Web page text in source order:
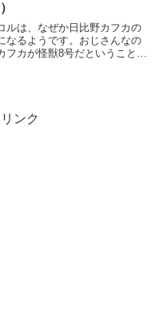
ルは、なぜか日比野カフカの
なるようです。おじさんなの
フカが怪獣8号だということも
ンク